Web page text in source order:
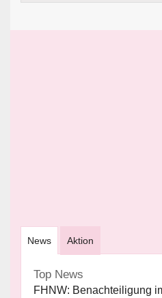
News Aktion
Top News
FHNW: Benachteiligung